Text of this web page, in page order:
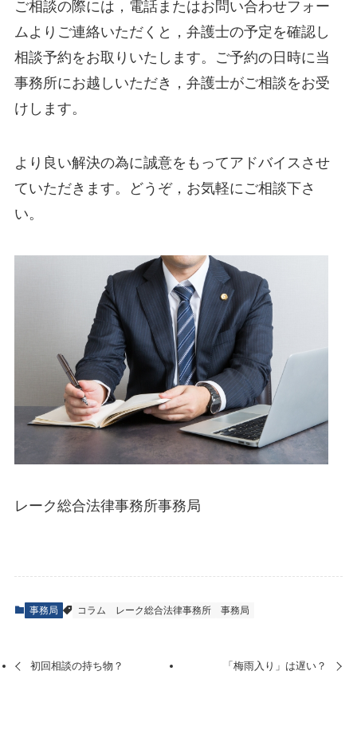
ご相談の際には，電話またはお問い合わせフォー
ムよりご連絡いただくと，弁護士の予定を確認し
相談予約をお取りいたします。ご予約の日時に当
事務所にお越しいただき，弁護士がご相談をお受
けします。
より良い解決の為に誠意をもってアドバイスさせ
ていただきます。どうぞ，お気軽にご相談下さ
い。
レーク総合法律事務所事務局
事務局 コラム レーク総合法律事務所 事務局
初回相談の持ち物？ 「梅雨入り」は遅い？